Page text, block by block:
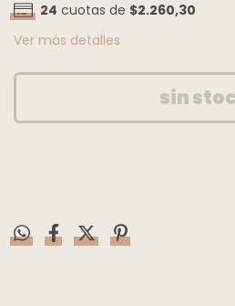
24 cuotas de $2.260,30
Ver más detalles